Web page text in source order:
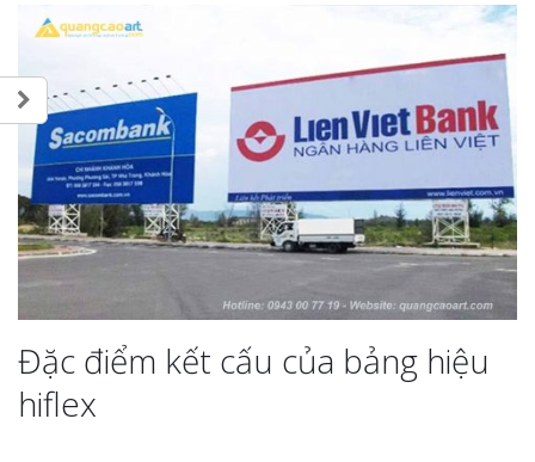
Đặc điểm kết cấu của bảng hiệu
hiflex
Làm bảng hiệu gỗ
cáo Vinh
Làm biển
Nghệ An giá